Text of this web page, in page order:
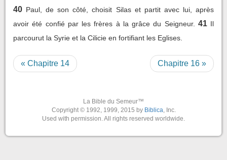
40 Paul, de son côté, choisit Silas et partit avec lui, après
avoir été confié par les frères à la grâce du Seigneur. 41 Il
parcourut la Syrie et la Cilicie en fortifiant les Eglises.
« Chapitre 14 Chapitre 16 »
La Bible du Semeur™
Copyright © 1992, 1999, 2015 by Biblica, Inc.
Used with permission. All rights reserved worldwide.